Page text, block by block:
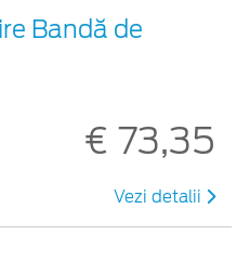
Bandă de
€ 73,35
Vezi detalii